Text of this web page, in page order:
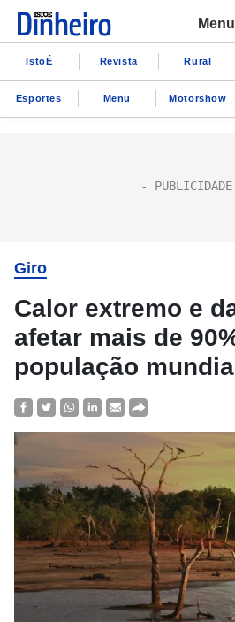
Menu
IstoÉ Revista Rural
Esportes Menu Motorshow
Giro
Calor extremo e
afetar mais de
população